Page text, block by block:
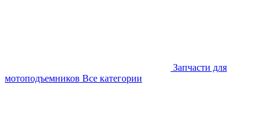
Запчасти для
мотоподъемников Все категории